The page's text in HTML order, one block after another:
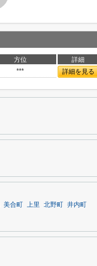
方位
詳細
*** 詳細を見る
美合町 上里 北野町
井内町